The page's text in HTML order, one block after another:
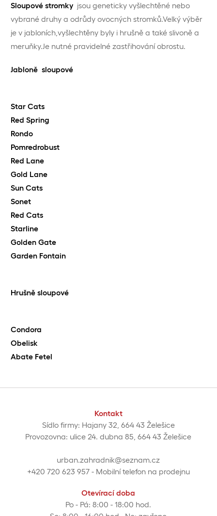
Sloupové stromky jsou geneticky vyšlechtěné nebo
vybrané druhy a odrůdy ovocných stromků.Velký výběr
je v jabloních,vyšlechtěny byly i hrušně a také slivoně a
meruňky.Je nutné pravidelné zastřihování obrostu.
Jabloně sloupové
Star Cats
Red Spring
Rondo
Pomredrobust
Red Lane
Gold Lane
Sun Cats
Sonet
Red Cats
Starline
Golden Gate
Garden Fontain
Hrušně sloupové
Condora
Obelisk
Abate Fetel
Kontakt
Sídlo firmy: Hajany 32, 664 43 Želešice
Provozovna: ulice 24. dubna 85, 664 43 Želešice
urban.zahradnik@seznam.cz
+420 720 623 957- Mobilní telefon na prodejnu
Otevírací doba
Po - Pá: 8:00 - 18:00 hod.